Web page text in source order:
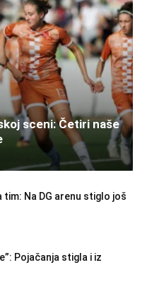
sceni: Četiri naše
Na DG arenu stiglo još
Pojačanja stigla i iz